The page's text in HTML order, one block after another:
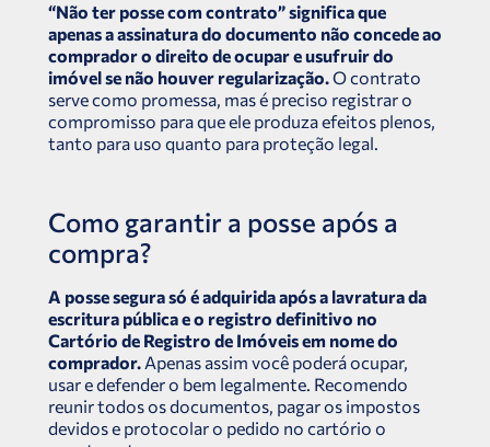
“Não ter posse com contrato” significa que
apenas a assinatura do documento não concede ao
comprador o direito de ocupar e usufruir do
imóvel se não houver regularização.O contrato
serve como promessa, mas é preciso registrar o
compromisso para que ele produza efeitos plenos,
tanto para uso quanto para proteção legal.
Como garantir a posse após a
compra?
A posse segura só é adquirida após a lavratura da
escritura pública e o registro definitivo no
Cartório de Registro de Imóveis em nome do
comprador. Apenas assim você poderá ocupar,
usar e defender o bem legalmente. Recomendo
reunir todos os documentos, pagar os impostos
devidos e protocolar o pedido no cartório o